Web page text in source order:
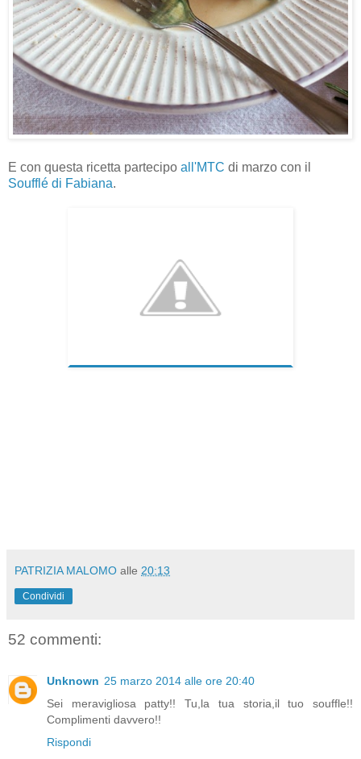
E con questa ricetta partecipo all'MTC di marzo con il
Soufflé di Fabiana.
PATRIZIA MALOMO alle 20:13
Condividi
52 commenti:
Unknown 25 marzo 2014 alle ore 20:40
Sei meravigliosa patty!! Tu,la tua storia,il tuo souffle!!
Complimenti davvero!!
Rispondi